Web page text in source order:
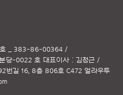
호 _ 383-86-00364 /
당-0022 호 대표이사 : 김정근 /
번길 16, 8층 806호 C472 얼라우투